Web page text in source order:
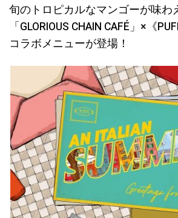
旬のトロピカルなマンゴーが味わ
「GLORIOUS CHAIN CAFÉ」×《
コラボメニューが登場！